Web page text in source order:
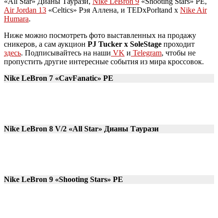
Air Jordan 13 «Celtics» Рэя Аллена, и TEDxPorltand x Nike Air
Humara.
Ниже можно посмотреть фото выставленных на продажу
сникеров, а сам аукцион PJ Tucker x SoleStage проходит
здесь. Подписывайтесь на наши VK и Telegram, чтобы не
пропустить другие интересные события из мира кроссовок.
Nike LeBron 7 «CavFanatic» PE
Nike LeBron 8 V/2 «All Star» Дианы Таурази
Nike LeBron 9 «Shooting Stars» PE